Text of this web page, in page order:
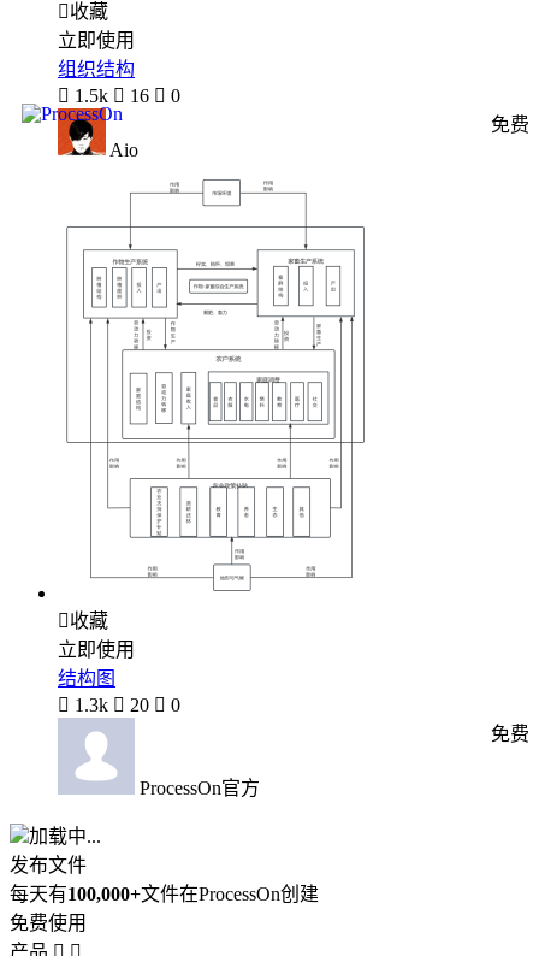
收藏
立即使用
组织结构
 1.5k  16  0
Aio
免费
收藏
立即使用
结构图
 1.3k  20  0
ProcessOn官方
免费
加载中...
发布文件
每天有100,000+文件在ProcessOn创建
免费使用
产品  